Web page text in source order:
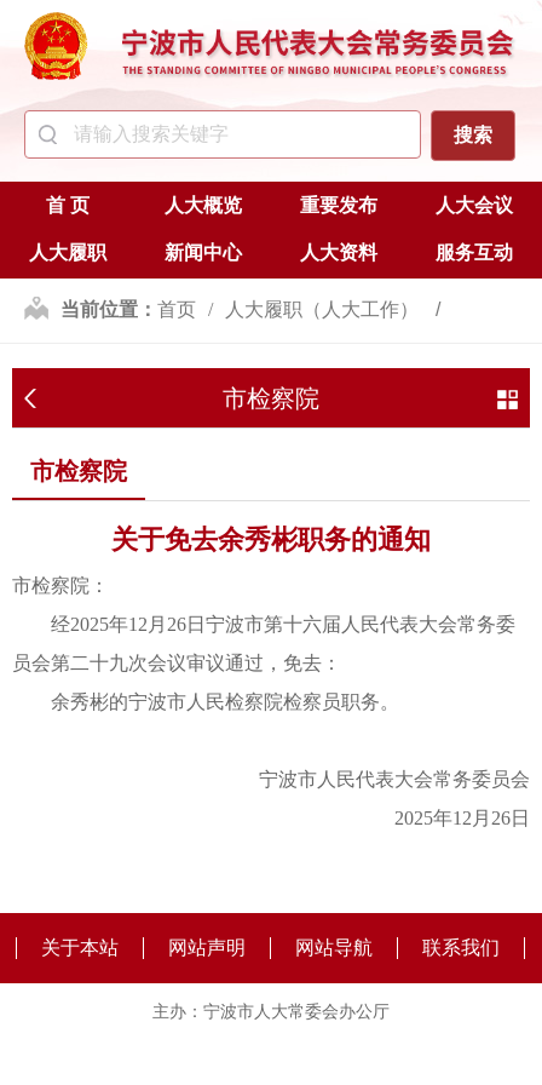
首 页 人大概览 重要发布 人大会议
人大履职 新闻中心 人大资料 服务互动
当前位置： 首页 人大履职（人大工作）
人事任免 市检察院
市检察院
市检察院
关于免去余秀彬职务的通知
市检察院：
经2025年12月26日宁波市第十六届人民代表大会常务委
员会第二十九次会议审议通过，免去：
余秀彬的宁波市人民检察院检察员职务。
宁波市人民代表大会常务委员会
2025年12月26日
关于本站 网站声明 网站导航 联系我们
主办：宁波市人大常委会办公厅